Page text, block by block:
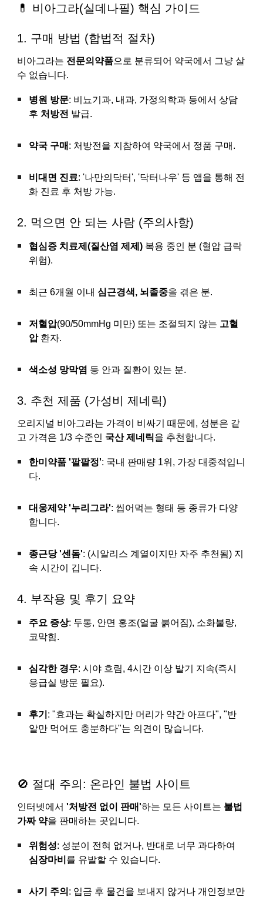
💊 비아그라(실데나필) 핵심 가이드
1. 구매 방법 (합법적 절차)
비아그라는 전문의약품으로 분류되어 약국에서 그냥 살
수 없습니다.
병원 방문: 비뇨기과, 내과, 가정의학과 등에서 상담
후 처방전 발급.
약국 구매 : 처방전을 지참하여 약국에서 정품 구매.
비대면 진료: '나만의닥터', '닥터나우' 등 앱을 통해 전
화 진료 후 처방 가능.
2. 먹으면 안 되는 사람 (주의사항)
협심증 치료제(질산염 제제) 복용 중인 분 (혈압 급락
위험).
최근 6개월 이내심근경색, 뇌졸중을 겪은 분.
저혈압(90/50mmHg 미만) 또는 조절되지 않는 고혈
압환자.
색소성 망막염 등 안과 질환이 있는 분.
3. 추천 제품 (가성비 제네릭)
오리지널 비아그라는 가격이 비싸기 때문에, 성분은 같
고 가격은 1/3 수준인 국산 제네릭을 추천합니다.
한미약품 '팔팔정': 국내 판매량 1위, 가장 대중적입니
다.
대웅제약 '누리그라': 씹어먹는 형태 등 종류가 다양
합니다.
종근당 '센돔': (시알리스 계열이지만 자주 추천됨) 지
속 시간이 깁니다.
4. 부작용 및 후기 요약
주요 증상: 두통, 안면 홍조(얼굴 붉어짐), 소화불량,
코막힘.
심각한 경우: 시야 흐림, 4시간 이상 발기 지속(즉시
응급실 방문 필요).
후기 : "효과는 확실하지만 머리가 약간 아프다", "반
알만 먹어도 충분하다"는 의견이 많습니다.
🚫 절대 주의: 온라인 불법 사이트
인터넷에서'처방전 없이 판매'하는 모든 사이트는 불법
가짜 약을 판매하는 곳입니다.
위험성: 성분이 전혀 없거나, 반대로 너무 과다하여
심장마비 를 유발할 수 있습니다.
사기 주의 : 입금 후 물건을 보내지 않거나 개인정보만